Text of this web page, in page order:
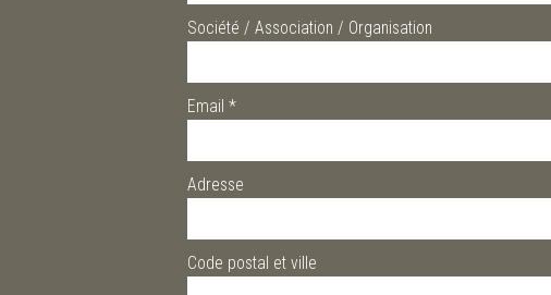
Société / Association / Organisation
Email *
Adresse
Code postal et ville